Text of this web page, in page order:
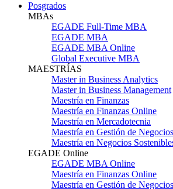
Posgrados
MBAs
EGADE Full-Time MBA
EGADE MBA
EGADE MBA Online
Global Executive MBA
MAESTRÍAS
Master in Business Analytics
Master in Business Management
Maestría en Finanzas
Maestría en Finanzas Online
Maestría en Mercadotecnia
Maestría en Gestión de
Maestría en Negocios
EGADE Online
EGADE MBA Online
Maestría en Finanzas Online
Maestría en Gestión de